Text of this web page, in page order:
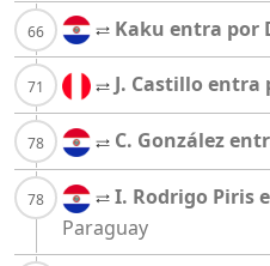
Kaku entra por
J. Castillo entra
C. González
I. Rodrigo Piris
Paraguay